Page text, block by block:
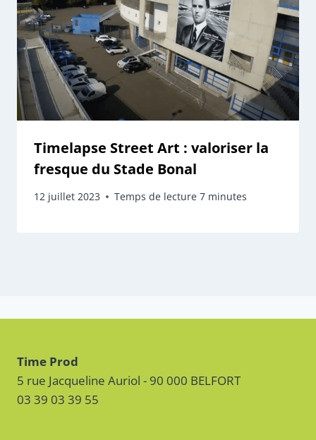
Timelapse Street Art : valoriser la
fresque du Stade Bonal
12 juillet 2023 Temps de lecture 7 minutes
Time Prod
5 rue Jacqueline Auriol - 90 000 BELFORT
03 39 03 39 55